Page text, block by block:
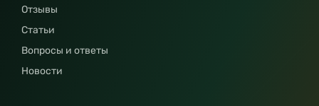
Отзывы
Статьи
Вопросы и ответы
Новости